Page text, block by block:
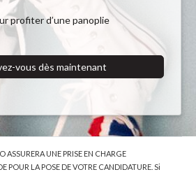
profiter d’une panoplie
vous dès maintenant
ASSURERA UNE PRISE EN CHARGE
POUR LA POSE DE VOTRE CANDIDATURE. Si